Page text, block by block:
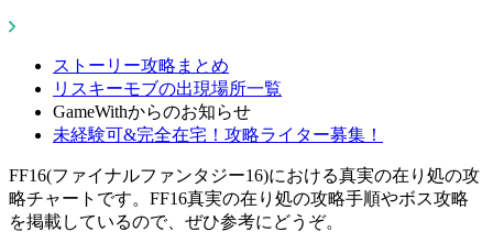
ストーリー攻略まとめ
リスキーモブの出現場所一覧
GameWithからのお知らせ
未経験可&完全在宅！攻略ライター募集！
FF16(ファイナルファンタジー16)における真実の在り処の攻
略チャートです。FF16真実の在り処の攻略手順やボス攻略
を掲載しているので、ぜひ参考にどうぞ。